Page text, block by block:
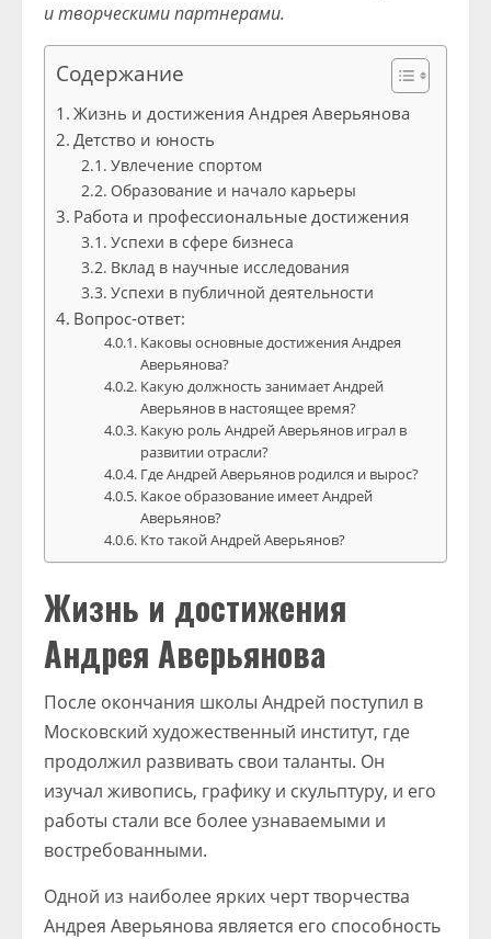
и творческими партнерами.
Содержание
Жизнь и достижения Андрея Аверьянова
Детство и юность
Увлечение спортом
Образование и начало карьеры
Работа и профессиональные достижения
Успехи в сфере бизнеса
Вклад в научные исследования
Успехи в публичной деятельности
Вопрос-ответ:
Каковы основные достижения Андрея
Аверьянова?
Какую должность занимает Андрей
Аверьянов в настоящее время?
Какую роль Андрей Аверьянов играл в
развитии отрасли?
Где Андрей Аверьянов родился и вырос?
Какое образование имеет Андрей
Аверьянов?
Кто такой Андрей Аверьянов?
Жизнь и достижения
Андрея Аверьянова
После окончания школы Андрей поступил в
Московский художественный институт, где
продолжил развивать свои таланты. Он
изучал живопись, графику и скульптуру, и его
работы стали все более узнаваемыми и
востребованными.
Одной из наиболее ярких черт творчества
Андрея Аверьянова является его способность